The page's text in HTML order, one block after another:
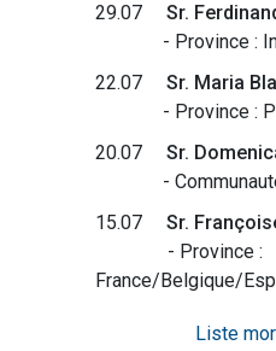
29.07 Sr.
- Province :
22.07 Sr. Maria
- Province :
20.07 Sr.
- Communauté
15.07
Sr.
- Province :
France/Belgique/
Liste